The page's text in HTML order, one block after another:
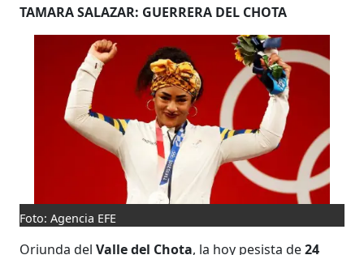
TAMARA SALAZAR: GUERRERA DEL CHOTA
Foto: Agencia EFE
Oriunda delValle del Chota, la hoy pesista de24